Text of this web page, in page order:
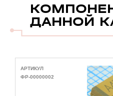
ДАННОЙ
АРТИКУЛ
ФР-00000002